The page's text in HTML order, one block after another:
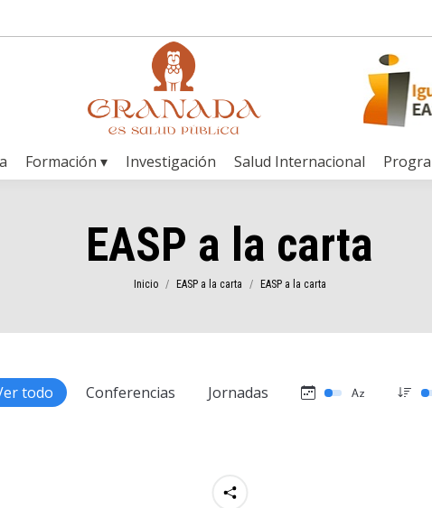
Formación ▾ Investigación Salud Internacional
EASP a la carta
Estás aquí:
Inicio EASP a la carta EASP a la carta
todo Conferencias Jornadas